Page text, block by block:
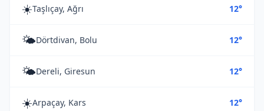
☀️Taşlıçay, Ağrı 12°
🌤️Dörtdivan, Bolu 12°
🌤️Dereli, Giresun 12°
☀️Arpaçay, Kars 12°